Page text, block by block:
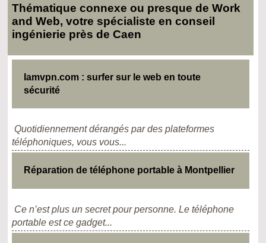
Thématique connexe ou presque de Work
and Web, votre spécialiste en conseil
ingénierie près de Caen
Iamvpn.com : surfer sur le web en toute
sécurité
Quotidiennement dérangés par des plateformes
téléphoniques, vous vous...
Réparation de téléphone portable à Montpellier
Ce n’est plus un secret pour personne. Le téléphone
portable est ce gadget...